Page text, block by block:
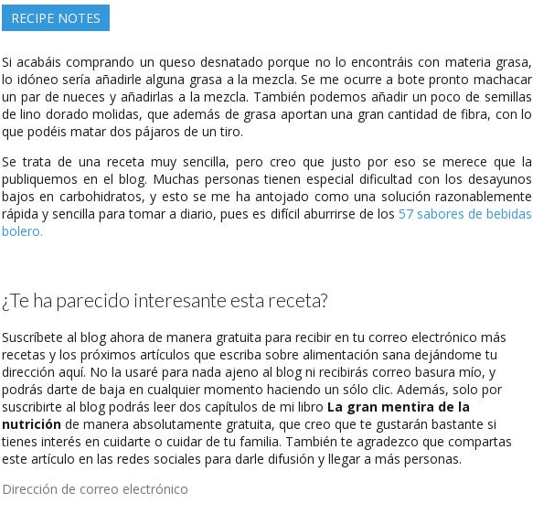
RECIPE NOTES
Si acabáis comprando un queso desnatado porque no lo encontráis con materia grasa,
lo idóneo sería añadirle alguna grasa a la mezcla. Se me ocurre a bote pronto machacar
un par de nueces y añadirlas a la mezcla. También podemos añadir un poco de semillas
de lino dorado molidas, que además de grasa aportan una gran cantidad de fibra, con lo
que podéis matar dos pájaros de un tiro.
Se trata de una receta muy sencilla, pero creo que justo por eso se merece que la
publiquemos en el blog. Muchas personas tienen especial dificultad con los desayunos
bajos en carbohidratos, y esto se me ha antojado como una solución razonablemente
rápida y sencilla para tomar a diario, pues es difícil aburrirse de los 57 sabores de bebidas
bolero.
¿Te ha parecido interesante esta receta?
Suscríbete al blog ahora de manera gratuita para recibir en tu correo electrónico más
recetas y los próximos artículos que escriba sobre alimentación sana dejándome tu
dirección aquí. No la usaré para nada ajeno al blog ni recibirás correo basura mío, y
podrás darte de baja en cualquier momento haciendo un sólo clic. Además, solo por
suscribirte al blog podrás leer dos capítulos de mi libro La gran mentira de la
nutriciónde manera absolutamente gratuita, que creo que te gustarán bastante si
tienes interés en cuidarte o cuidar de tu familia. También te agradezco que compartas
este artículo en las redes sociales para darle difusión y llegar a más personas.
Dirección